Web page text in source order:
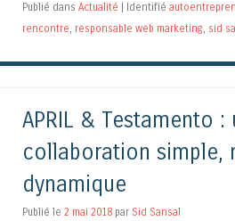
Publié dans Actualité Identifié
rencontre, responsable web marketing, sid
APRIL & Testamento :
collaboration simple,
dynamique
Publié le 2 mai 2018 par Sid Sansal